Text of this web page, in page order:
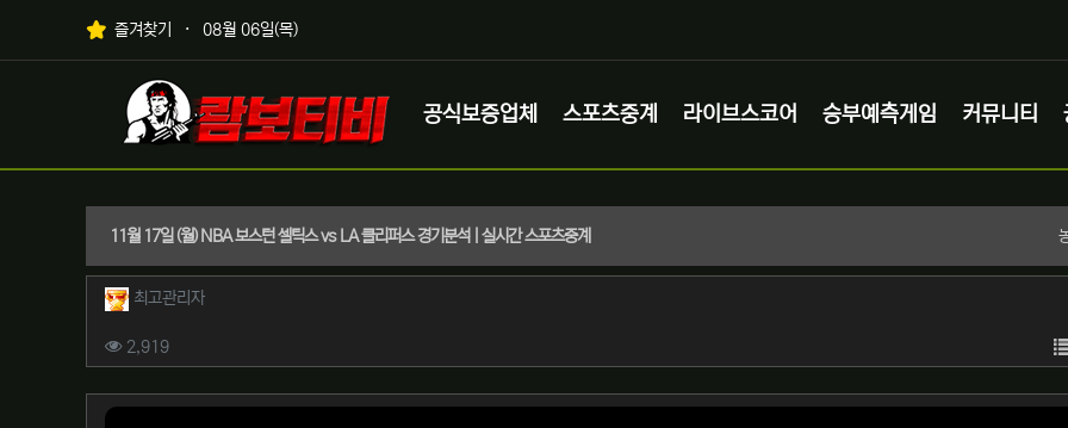
상단 네비즐겨찾기 08월 06일(목)
로고
공식보증업체 스포츠중계 라이브스코어 승부예측게임 커뮤니티
11월 17일 (월) NBA 보스턴 셀틱스 vs LA 클리퍼스 경기분석 | 실시간 스포츠중계
작성자 정보
최고관리자작성
컨텐츠 정보
2,919조회
본문